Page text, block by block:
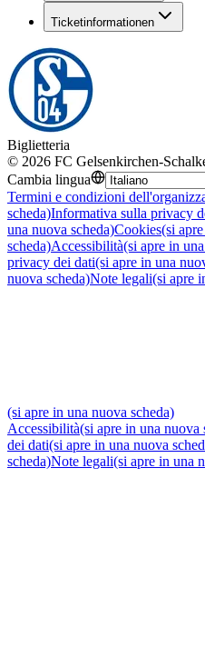
Ticketinformationen
Biglietteria
© 2026 FC Gelsenkirchen-
Cambia lingua
Termini e condizioni
scheda)Informativa sulla privacy
una nuova scheda)Cookies(si
scheda)Accessibilità(si apre in
privacy dei dati(si apre in una
nuova scheda)Note legali(si apre
(si apre in una nuova scheda)
Accessibilità(si apre in una nuova
dei dati(si apre in una nuova
scheda)Note legali(si apre in una